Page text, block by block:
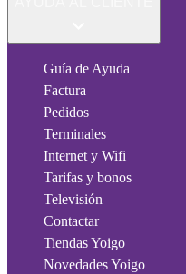
Guía de Ayuda
Factura
Pedidos
Terminales
Internet y Wifi
Tarifas y bonos
Televisión
Contactar
Tiendas Yoigo
Novedades Yoigo